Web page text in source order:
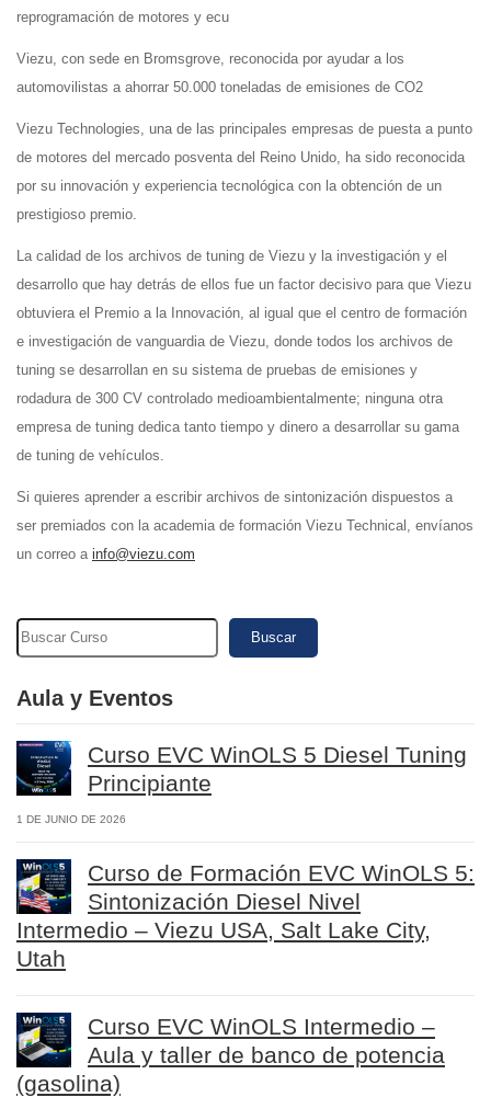
reprogramación de motores y ecu
Viezu, con sede en Bromsgrove, reconocida por ayudar a los
automovilistas a ahorrar 50.000 toneladas de emisiones de CO2
Viezu Technologies, una de las principales empresas de puesta a punto
de motores del mercado posventa del Reino Unido, ha sido reconocida
por su innovación y experiencia tecnológica con la obtención de un
prestigioso premio.
La calidad de los archivos de tuning de Viezu y la investigación y el
desarrollo que hay detrás de ellos fue un factor decisivo para que Viezu
obtuviera el Premio a la Innovación, al igual que el centro de formación
e investigación de vanguardia de Viezu, donde todos los archivos de
tuning se desarrollan en su sistema de pruebas de emisiones y
rodadura de 300 CV controlado medioambientalmente; ninguna otra
empresa de tuning dedica tanto tiempo y dinero a desarrollar su gama
de tuning de vehículos.
Si quieres aprender a escribir archivos de sintonización dispuestos a
ser premiados con la academia de formación Viezu Technical, envíanos
un correo a info@viezu.com
Buscar
Aula y Eventos
Curso EVC WinOLS 5 Diesel Tuning
Principiante
1 DE JUNIO DE 2026
Curso de Formación EVC WinOLS 5:
Sintonización Diesel Nivel
Intermedio – Viezu USA, Salt Lake City,
Utah
Curso EVC WinOLS Intermedio –
Aula y taller de banco de potencia
(gasolina)